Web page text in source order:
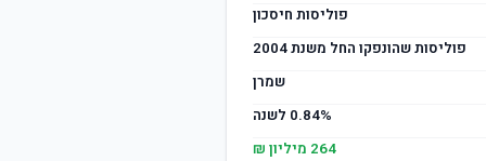
פוליסות חיסכון
פוליסות שהונפקו החל משנת 2004
שמרן
0.84% לשנה
264 מיליון ₪